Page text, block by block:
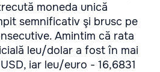
moneda unică
semnificativ şi brusc pe
Amintim că rata
leu/dolar a fost în mai
iar leu/euro - 16,6831